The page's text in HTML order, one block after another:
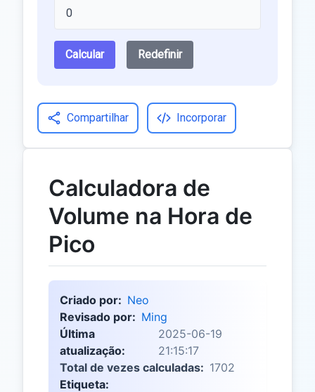
Calcular Redefinir
Compartilhar Incorporar
Calculadora de
Volume na Hora de
Pico
Criado por: Neo
Revisado por: Ming
Última
atualização:
2025-06-19
21:15:17
Total de vezes calculadas: 1702
Etiqueta: